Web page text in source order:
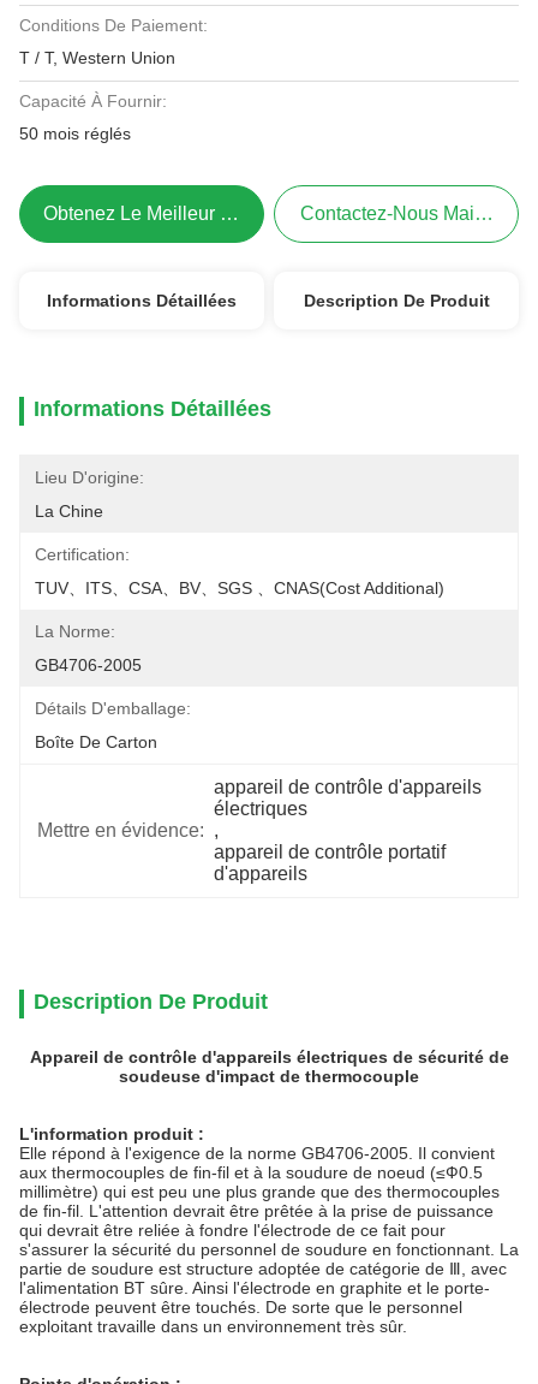
Conditions De Paiement:
T / T, Western Union
Capacité À Fournir:
50 mois réglés
Obtenez Le Meilleur Prix Contactez-Nous Maintenant
Informations Détaillées Description De Produit
Informations Détaillées
Lieu D'origine:
La Chine
Certification:
TUV、ITS、CSA、BV、SGS 、CNAS(cost Additional)
La Norme:
GB4706-2005
Détails D'emballage:
Boîte De Carton
Mettre en évidence:
appareil de contrôle d'appareils
électriques
,
appareil de contrôle portatif
d'appareils
Description De Produit
Appareil de contrôle d'appareils électriques de sécurité de
soudeuse d'impact de thermocouple
L'information produit :
Elle répond à l'exigence de la norme GB4706-2005. Il convient
aux thermocouples de fin-fil et à la soudure de noeud (≤Ф0.5
millimètre) qui est peu une plus grande que des thermocouples
de fin-fil. L'attention devrait être prêtée à la prise de puissance
qui devrait être reliée à fondre l'électrode de ce fait pour
s'assurer la sécurité du personnel de soudure en fonctionnant. La
partie de soudure est structure adoptée de catégorie de Ⅲ, avec
l'alimentation BT sûre. Ainsi l'électrode en graphite et le porte-
électrode peuvent être touchés. De sorte que le personnel
exploitant travaille dans un environnement très sûr.